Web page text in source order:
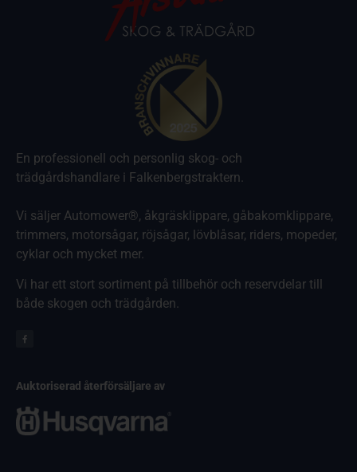
En professionell och personlig skog- och
trädgårdshandlare i Falkenbergstraktern.
Vi säljer Automower®, åkgräsklippare, gåbakomklippare,
trimmers, motorsågar, röjsågar, lövblåsar, riders, mopeder,
cyklar och mycket mer.
Vi har ett stort sortiment på tillbehör och reservdelar till
både skogen och trädgården.
Auktoriserad återförsäljare av